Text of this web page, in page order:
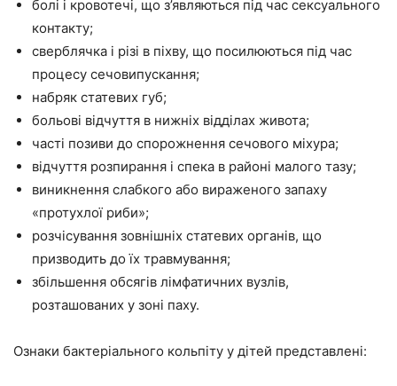
болі і кровотечі, що з’являються під час сексуального
контакту;
сверблячка і різі в піхву, що посилюються під час
процесу сечовипускання;
набряк статевих губ;
больові відчуття в нижніх відділах живота;
часті позиви до спорожнення сечового міхура;
відчуття розпирання і спека в районі малого тазу;
виникнення слабкого або вираженого запаху
«протухлої риби»;
розчісування зовнішніх статевих органів, що
призводить до їх травмування;
збільшення обсягів лімфатичних вузлів,
розташованих у зоні паху.
Ознаки бактеріального кольпіту у дітей представлені: